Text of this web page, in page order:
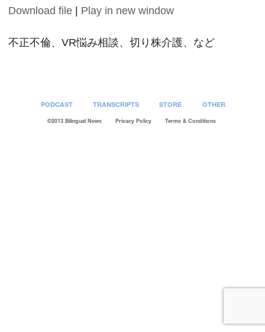
SHARE
LINK
Download file Play in new window
不正不倫、VR悩み相談、切り株介護、など
PODCAST TRANSCRIPTS STORE OTHER
©2013 Bilingual News Privacy Policy Terms & Conditions